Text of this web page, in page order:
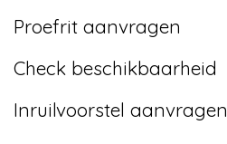
Proefrit aanvragen
Check beschikbaarheid
Inruilvoorstel aanvragen